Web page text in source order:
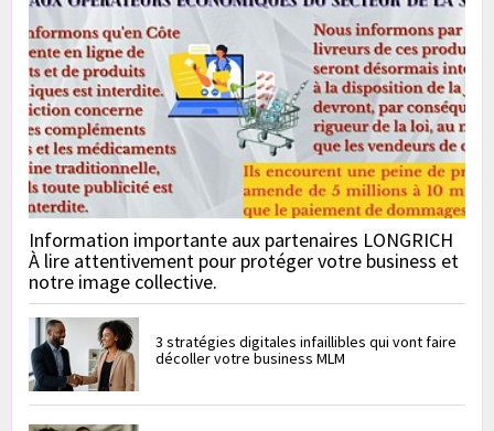
Information importante aux partenaires LONGRICH
À lire attentivement pour protéger votre business et
notre image collective.
3 stratégies digitales infaillibles qui vont faire
décoller votre business MLM